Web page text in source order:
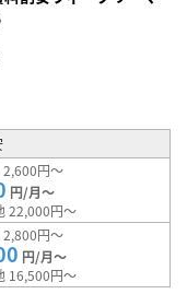
2,600円～
円/月～
22,000円～
2,800円～
円/月～
16,500円～